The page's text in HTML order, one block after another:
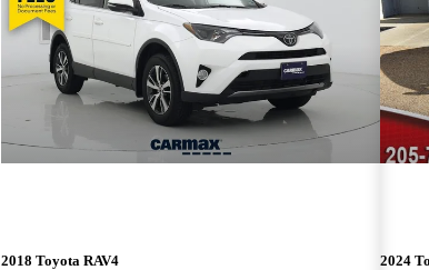
2018 Toyota RAV4 2024